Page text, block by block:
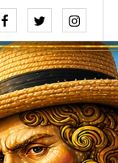
FacebookTwitterInstagram